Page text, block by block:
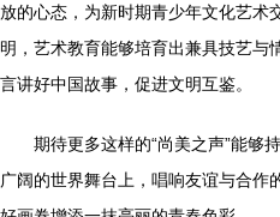
放的心态，为新时期青少年文化艺术
明，艺术教育能够培育出兼具技艺与
言讲好中国故事，促进文明互鉴。
期待更多这样的“尚美之声”能够
广阔的世界舞台上，唱响友谊与合作